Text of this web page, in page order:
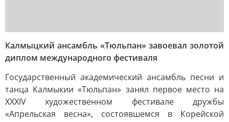
Калмыцкий ансамбль «Тюльпан» завоевал золотой
диплом международного фестиваля
Государственный академический ансамбль песни и
танца Калмыкии «Тюльпан» занял первое место на
XXXIV художественном фестивале дружбы
«Апрельская весна», состоявшемся в Корейской